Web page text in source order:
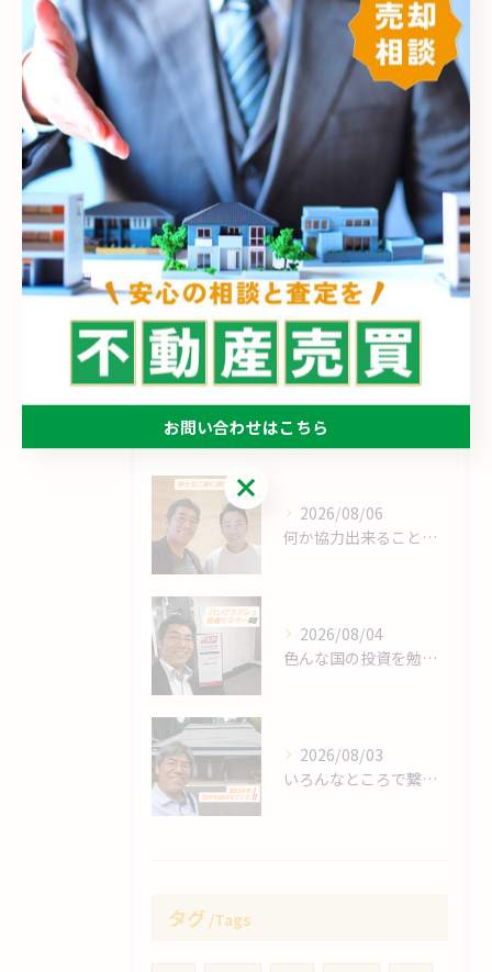
カテゴリー Categories
全てのカテゴリー
売却
売買
相続
空き家
買取
最近の投稿 Recent Posts
2026/08/06
何か協力出来ることは⁉️
2026/08/04
色んな国の投資を勉強します❗
2026/08/03
いろんなところで繋がりますね～❗
タグ Tags
お問い合わせはこちら
お問い合わせはこちら